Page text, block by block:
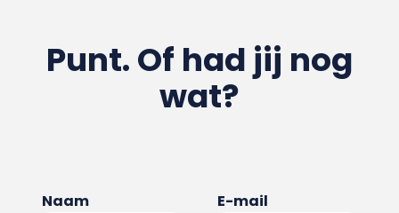
Punt. Of had jij nog
wat?
Naam E-mail